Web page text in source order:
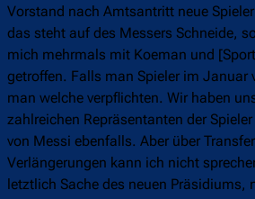
Vorstand nach Amtsantritt neue
das steht auf des Messers Schneide,
mich mehrmals mit Koeman und
getroffen. Falls man Spieler im Januar
man welche verpflichten. Wir haben
zahlreichen Repräsentanten der
von Messi ebenfalls. Aber über
Verlängerungen kann ich nicht
letztlich Sache des neuen Präsidiums,